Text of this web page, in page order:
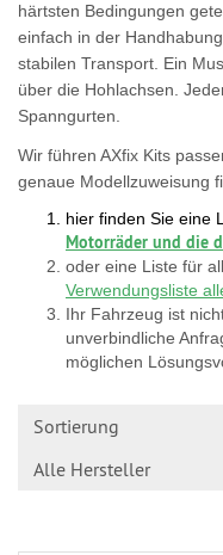
härtsten Bedingungen
einfach in der
stabilen Transport. Ein
über die Hohlachsen.
Spanngurten.
Wir führen AXfix Kits
genaue Modellzuweisung
hier finden Sie eine
Motorräder und die
oder eine Liste für
Verwendungsliste
Ihr Fahrzeug ist
unverbindliche
möglichen
Sortierung
Alle Hersteller